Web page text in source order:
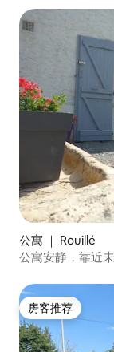
公寓 ｜ Rouillé
公寓安静，靠近
房客推荐
房客推荐